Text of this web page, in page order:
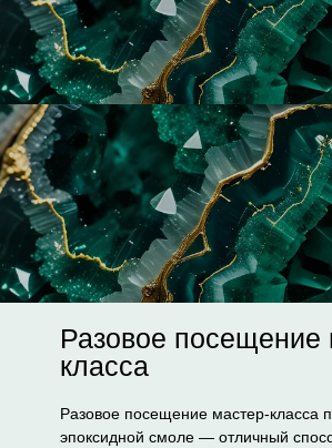
Разовое посещение
класса
Разовое посещение мастер-класса
эпоксидной смоле — отличный